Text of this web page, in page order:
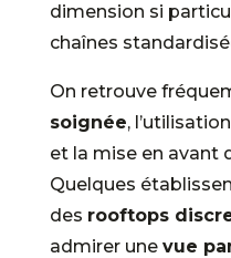
dimension si
chaînes
On retrouve
soignée,
et la mise en avant
Quelques
des rooftops
admirer une vue